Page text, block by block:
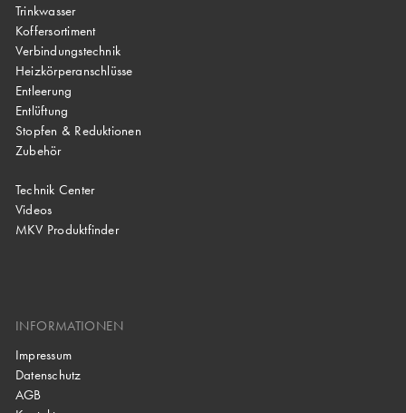
Trinkwasser
Koffersortiment
Verbindungstechnik
Heizkörperanschlüsse
Entleerung
Entlüftung
Stopfen & Reduktionen
Zubehör
Technik Center
Videos
MKV Produktfinder
INFORMATIONEN
Impressum
Datenschutz
AGB